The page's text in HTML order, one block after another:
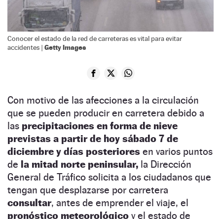
Conocer el estado de la red de carreteras es vital para evitar
accidentes | Getty Images
Con motivo de las afecciones a la circulación
que se pueden producir en carretera debido a
las precipitaciones en forma de nieve
previstas a partir de hoy sábado 7 de
diciembre y días posteriores en varios puntos
de la mitad norte peninsular, la Dirección
General de Tráfico solicita a los ciudadanos que
tengan que desplazarse por carretera
consultar, antes de emprender el viaje, el
pronóstico meteorológico y el estado de